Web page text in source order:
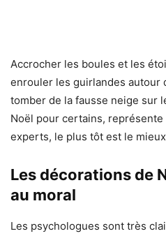
Accrocher les boules et les
enrouler les guirlandes autour
tomber de la fausse neige sur
Noël pour certains, représente
experts, le plus tôt est le
Les décorations de
au moral
Les psychologues sont très